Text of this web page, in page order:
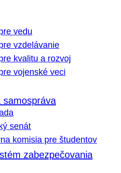
vedu
vzdelávanie
kvalitu a rozvoj
vojenské veci
samospráva
senát
komisia pre študentov
zabezpečovania